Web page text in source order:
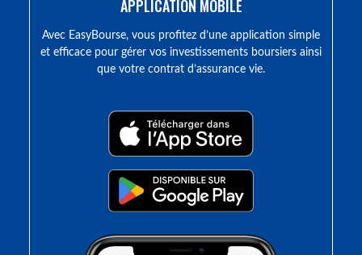
APPLICATION MOBILE
Avec EasyBourse, vous profitez d’une application simple
et efficace pour gérer vos investissements boursiers ainsi
que votre contrat d’assurance vie.